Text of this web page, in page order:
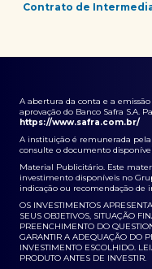
Contrato de
A abertura da conta e a
aprovação do Banco Safra S.A.
https://www.safra.com.br/
A instituição é remunerada
consulte o documento disponível
Material Publicitário. Este
investimento disponíveis no
indicação ou recomendação de
OS INVESTIMENTOS
SEUS OBJETIVOS, SITUAÇÃO
PREENCHIMENTO DO
GARANTIR A ADEQUAÇÃO DO
INVESTIMENTO ESCOLHIDO.
PRODUTO ANTES DE INVESTIR.